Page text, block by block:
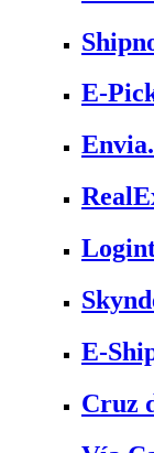
E-
E-
Cruz